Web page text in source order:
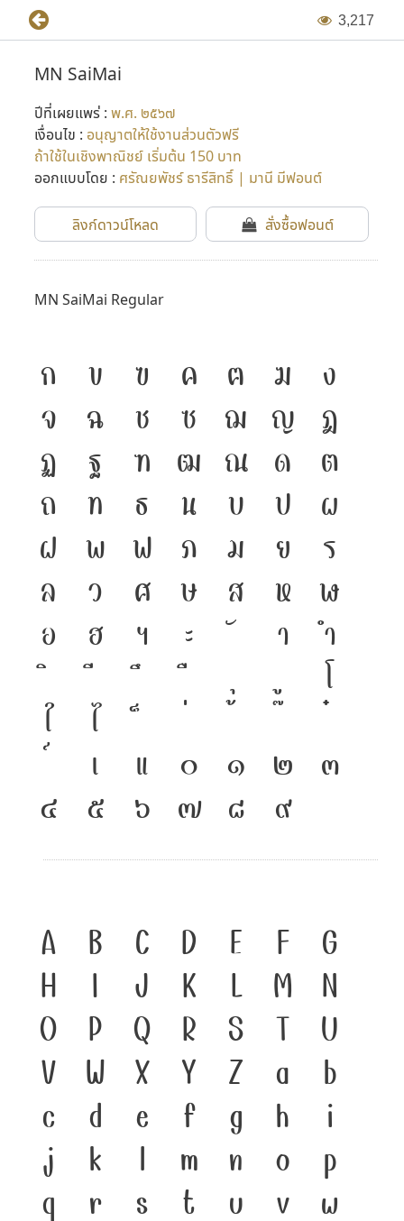
3,217
MN SaiMai
ปีที่เผยแพร่ : พ.ศ. ๒๕๖๗
เงื่อนไข : อนุญาตให้ใช้งานส่วนตัวฟรี
ถ้าใช้ในเชิงพาณิชย์ เริ่มต้น 150 บาท
ออกแบบโดย : ศรัณยพัชร์ ธารีสิทธิ์ | มานี มีฟอนต์
ลิงก์ดาวน์โหลด สั่งซื้อฟอนต์
MN SaiMai Regular
ก ข ฃ ค ฅ ฆ
ง
จ
ฉ ช ซ ฌ ญ
ฎ
ฏ
ฐ ฑ ฒ ณ ด
ต
ถ
ท ธ น บ ป
ผ
ฝ
พ ฟ ภ ม ย
ร
ล
ว ศ ษ ส ห
ฬ
อ
ฮ ฯ ะ า
ำ
โ
ใ
ไ
เ
แ ๐ ๑ ๒
๓
๔
๕ ๖ ๗ ๘ ๙
A B C D E F
G
H
I J K L M
N
O
P Q R S T
U
V
W X Y Z a
b
c
d e f g h
i
j
k l m n o
p
q
r s t u v
w